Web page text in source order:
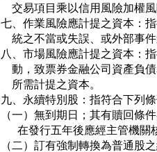
交易項目乘以信用風險加權
七、作業風險應計提之資本：
統之不當或失誤、或外部事
八、市場風險應計提之資本：
動，致票券金融公司資產負
    所需計提之資本。
九、永續特別股：指符合下列
（一）無到期日；其有贖回條
在發行五年後應經主管機關
（二）訂有強制轉換為普通股之